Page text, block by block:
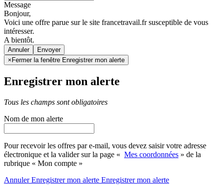
Message
Bonjour,
Voici une offre parue sur le site francetravail.fr susceptible de vous
intéresser.
A bientôt.
Annuler
× Fermer la fenêtre Enregistrer mon alerte
Enregistrer mon alerte
Tous les champs sont obligatoires
Nom de mon alerte
Pour recevoir les offres par e-mail, vous devez saisir votre adresse
électronique et la valider sur la page « Mes coordonnées » de la
rubrique « Mon compte »
AnnulerEnregistrer mon alerte Enregistrermon alerte